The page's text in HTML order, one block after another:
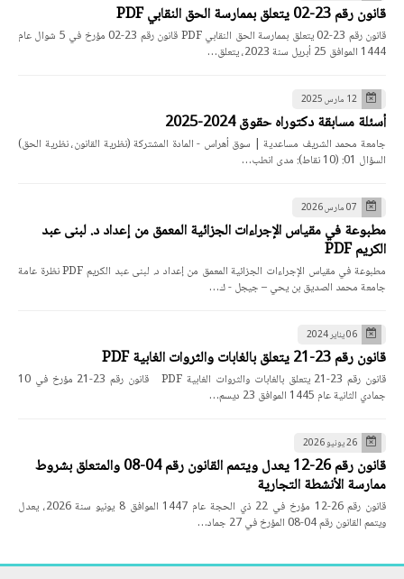
قانون رقم 23-02 يتعلق بممارسة الحق النقابي PDF
قانون رقم 23-02 يتعلق بممارسة الحق النقابي PDF قانون رقم 23-02 مؤرخ في 5 شوال عام
1444 الموافق 25 أبريل سنة 2023، يتعلق…
12 مارس 2025
أسئلة مسابقة دكتوراه حقوق 2024-2025
جامعة محمد الشريف مساعدية | سوق أهراس - المادة المشتركة (نظرية القانون، نظرية الحق)
السؤال 01: (10 نقاط): مدى انطب…
07 مارس 2026
مطبوعة في مقياس الإجراءات الجزائية المعمق من إعداد د. لبنى عبد
الكريم PDF
مطبوعة في مقياس الإجراءات الجزائية المعمق من إعداد د. لبنى عبد الكريم PDF نظرة عامة
جامعة محمد الصديق بن يحي – جيجل - ك…
06 يناير 2024
قانون رقم 23-21 يتعلق بالغابات والثروات الغابية PDF
قانون رقم 23-21 يتعلق بالغابات والثروات الغابية PDF قانون رقم 23-21 مؤرخ في 10
جمادي الثانية عام 1445 الموافق 23 ديسم…
26 يونيو 2026
قانون رقم 26-12 يعدل ويتمم القانون رقم 04-08 والمتعلق بشروط
ممارسة الأنشطة التجارية
قانون رقم 26-12 مؤرخ في 22 ذي الحجة عام 1447 الموافق 8 يونيو سنة 2026، يعدل
ويتمم القانون رقم 04-08 المؤرخ في 27 جماد…